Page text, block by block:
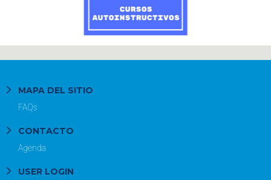
MAPA DEL SITIO
FAQs
CONTACTO
Agenda
USER LOGIN